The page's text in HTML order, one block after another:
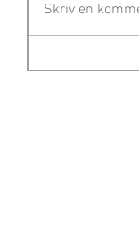
Skriv en